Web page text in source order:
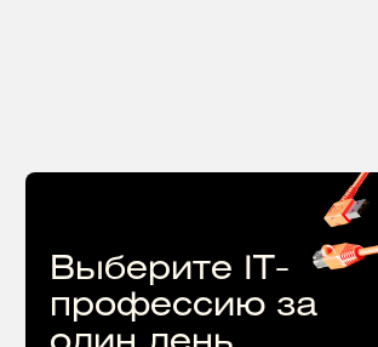
Выберите IT-
профессию за